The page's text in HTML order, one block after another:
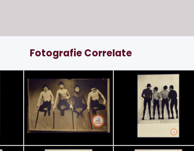
Fotografie Correlate